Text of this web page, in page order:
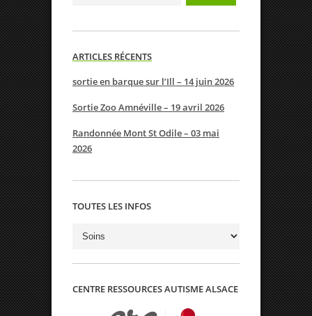
ARTICLES RÉCENTS
sortie en barque sur l’Ill – 14 juin 2026
Sortie Zoo Amnéville – 19 avril 2026
Randonnée Mont St Odile – 03 mai
2026
TOUTES LES INFOS
Toutes
infos
CENTRE RESSOURCES AUTISME ALSACE